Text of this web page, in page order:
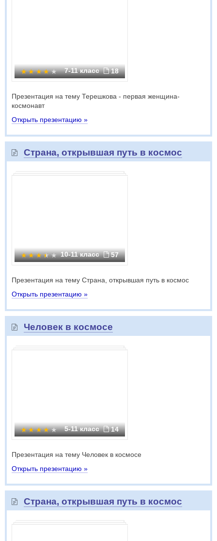
7-11 класс 18
Презентация на тему Терешкова - первая женщина-
космонавт
Открыть презентацию »
Страна, открывшая путь в космос
10-11 класс 57
Презентация на тему Страна, открывшая путь в космос
Открыть презентацию »
Человек в космосе
5-11 класс 14
Презентация на тему Человек в космосе
Открыть презентацию »
Страна, открывшая путь в космос